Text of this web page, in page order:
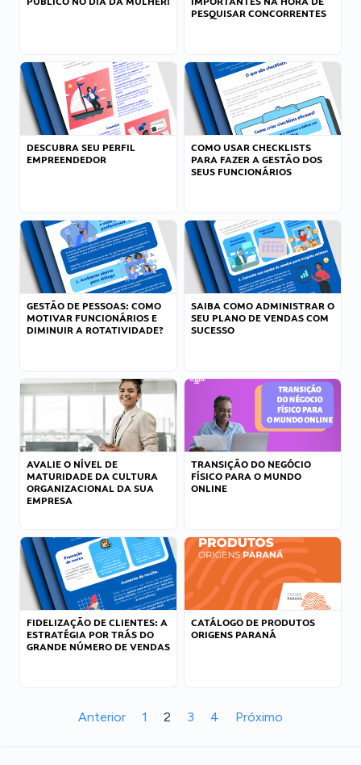
PESQUISAR CONCORRENTES
DESCUBRA SEU PERFIL
EMPREENDEDOR
COMO USAR CHECKLISTS
PARA FAZER A GESTÃO DOS
SEUS FUNCIONÁRIOS
GESTÃO DE PESSOAS: COMO
MOTIVAR FUNCIONÁRIOS E
DIMINUIR A ROTATIVIDADE?
SAIBA COMO ADMINISTRAR O
SEU PLANO DE VENDAS COM
SUCESSO
AVALIE O NÍVEL DE
MATURIDADE DA CULTURA
ORGANIZACIONAL DA SUA
EMPRESA
TRANSIÇÃO DO NEGÓCIO
FÍSICO PARA O MUNDO
ONLINE
FIDELIZAÇÃO DE CLIENTES: A
ESTRATÉGIA POR TRÁS DO
GRANDE NÚMERO DE VENDAS
CATÁLOGO DE PRODUTOS
ORIGENS PARANÁ
Anterior 1 2 3 4 Próximo